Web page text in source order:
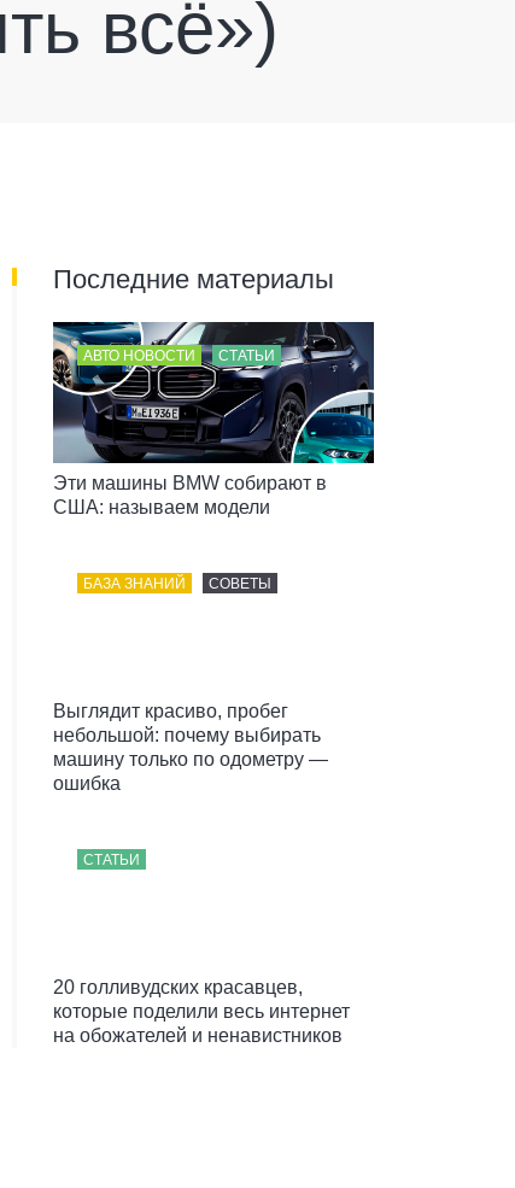
всё»)
Последние материалы
АВТО НОВОСТИ СТАТЬИ
Эти машины BMW собирают в
США: называем модели
БАЗА ЗНАНИЙ СОВЕТЫ
Выглядит красиво, пробег
небольшой: почему выбирать
машину только по одометру —
ошибка
СТАТЬИ
20 голливудских красавцев,
которые поделили весь интернет
на обожателей и ненавистников